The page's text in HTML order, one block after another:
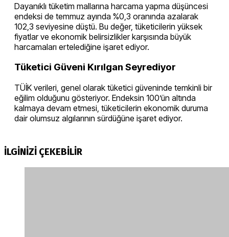
Dayanıklı tüketim mallarına harcama yapma düşüncesi
endeksi de temmuz ayında %0,3 oranında azalarak
102,3 seviyesine düştü. Bu değer, tüketicilerin yüksek
fiyatlar ve ekonomik belirsizlikler karşısında büyük
harcamaları ertelediğine işaret ediyor.
Tüketici Güveni Kırılgan Seyrediyor
TÜİK verileri, genel olarak tüketici güveninde temkinli bir
eğilim olduğunu gösteriyor. Endeksin 100’ün altında
kalmaya devam etmesi, tüketicilerin ekonomik duruma
dair olumsuz algılarının sürdüğüne işaret ediyor.
İLGİNİZİ ÇEKEBİLİR